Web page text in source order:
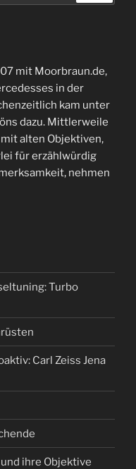
mit Moorbraun.de,
in der
kam unter
dazu. Mittlerweile
alten Objektiven,
für erzählwürdig
nehmen
Turbo
Carl Zeiss Jena
ihre Objektive